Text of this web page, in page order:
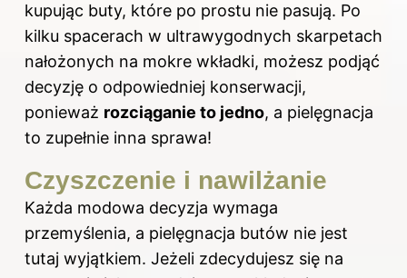
kupując buty, które po prostu nie pasują. Po
kilku spacerach w ultrawygodnych skarpetach
nałożonych na mokre wkładki, możesz podjąć
decyzję o odpowiedniej konserwacji,
ponieważ rozciąganie to jedno, a pielęgnacja
to zupełnie inna sprawa!
Czyszczenie i nawilżanie
Każda modowa decyzja wymaga
przemyślenia, a pielęgnacja butów nie jest
tutaj wyjątkiem. Jeżeli zdecydujesz się na